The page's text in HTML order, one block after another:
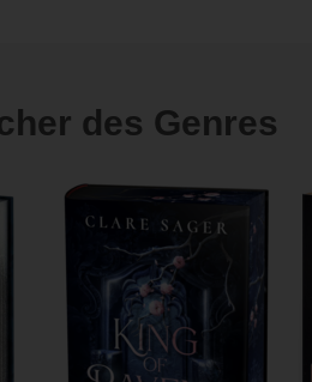
des Genres